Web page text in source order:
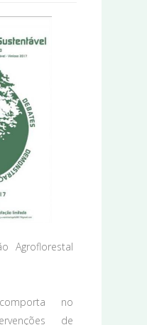
Agroflorestal
no
de